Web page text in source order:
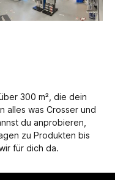
300 m², die dein
alles was Crosser und
du anprobieren,
zu Produkten bis
für dich da.